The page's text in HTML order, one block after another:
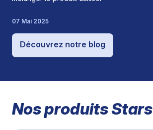
07 Mai 2025
Découvrez notre blog
Nos produits Stars